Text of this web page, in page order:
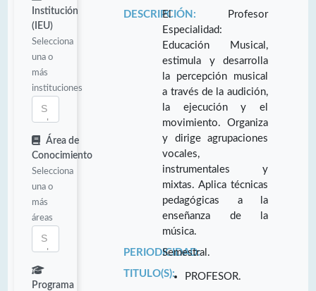
Institución
(IEU)
Selecciona
una o
más
instituciones
Área de
Conocimiento
Selecciona
una o
más
áreas
Programa
DESCRIPCIÓN:El Profesor
Especialidad:
Educación Musical,
estimula y desarrolla
la percepción musical
a través de la audición,
la ejecución y el
movimiento. Organiza
y dirige agrupaciones
vocales,
instrumentales y
mixtas. Aplica técnicas
pedagógicas a la
enseñanza de la
música.
PERIODICIDAD:
Semestral.
TITULO(S):
PROFESOR.